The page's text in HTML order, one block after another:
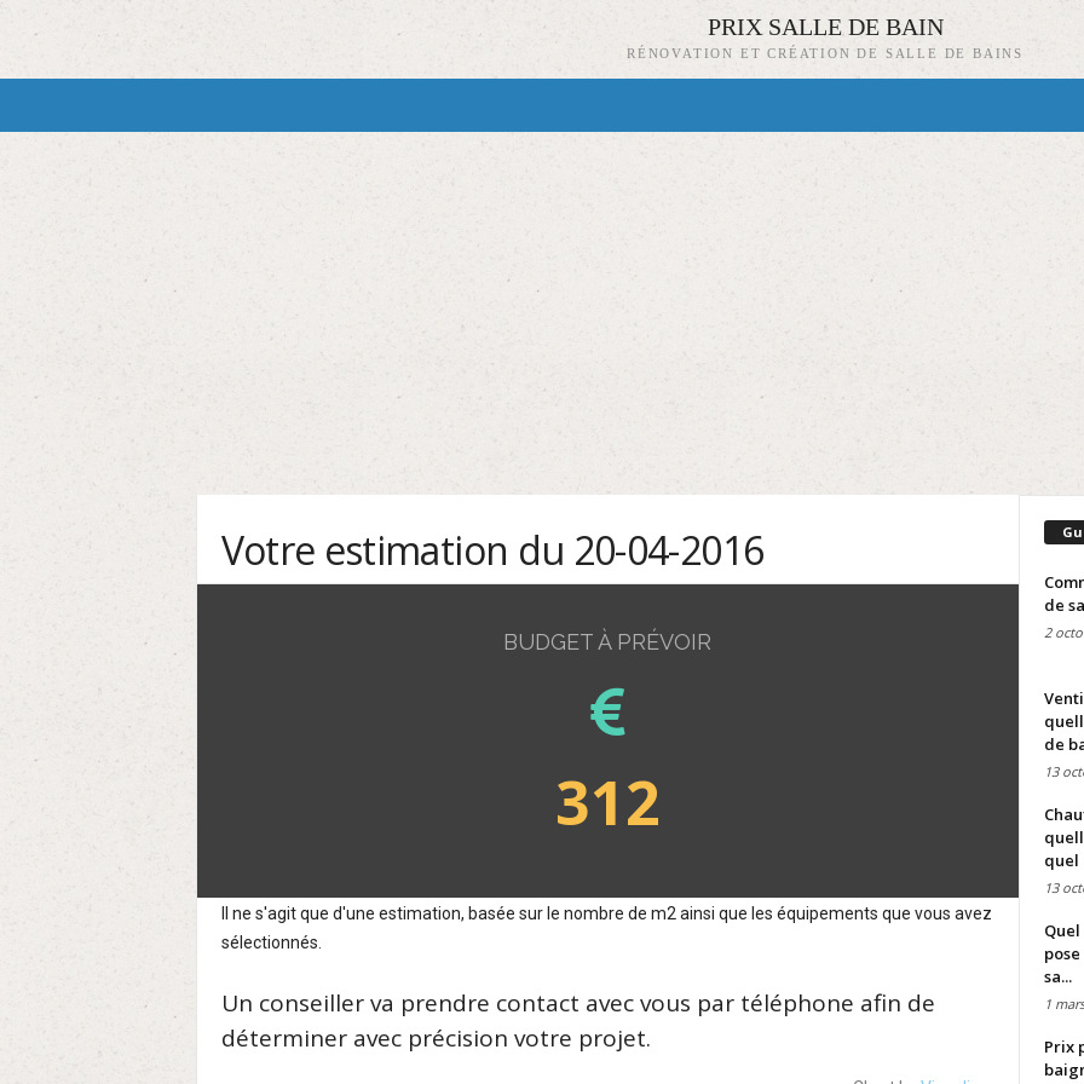
PRIX SALLE DE BAIN
RÉNOVATION ET CRÉATION DE SALLE DE BAINS
Votre estimation du 20-04-2016
BUDGET À PRÉVOIR
312
Il ne s'agit que d'une estimation, basée sur le nombre de m2 ainsi que les équipements que vous avez
sélectionnés.
Un conseiller va prendre contact avec vous par téléphone afin de
déterminer avec précision votre projet.
de
2
de
13
quel
13
sa...
1
Prix